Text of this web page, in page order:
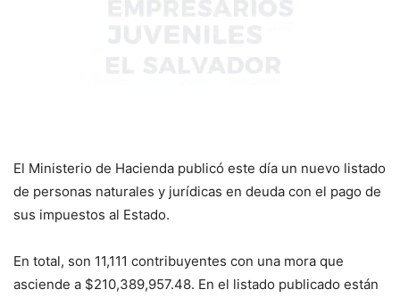
El Ministerio de Hacienda publicó este día un nuevo listado
de personas naturales y jurídicas en deuda con el pago de
sus impuestos al Estado.
En total, son 11,111 contribuyentes con una mora que
asciende a $210,389,957.48. En el listado publicado están